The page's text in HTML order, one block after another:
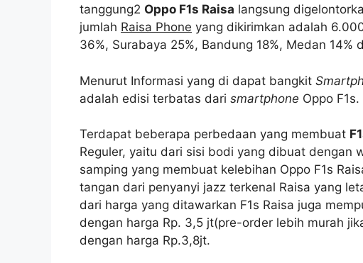
tanggung2 Oppo F1s Raisa langsung
jumlah Raisa Phone yang dikirimkan adalah
36%, Surabaya 25%, Bandung 18%, Medan 14%
Menurut Informasi yang di dapat bangkit
adalah edisi terbatas dari smartphone Oppo F1s.
Terdapat beberapa perbedaan yang membuat
Reguler, yaitu dari sisi bodi yang dibuat dengan
samping yang membuat kelebihan Oppo F1s
tangan dari penyanyi jazz terkenal Raisa yang
dari harga yang ditawarkan F1s Raisa juga
dengan harga Rp. 3,5 jt(pre-order lebih murah
dengan harga Rp.3,8jt.